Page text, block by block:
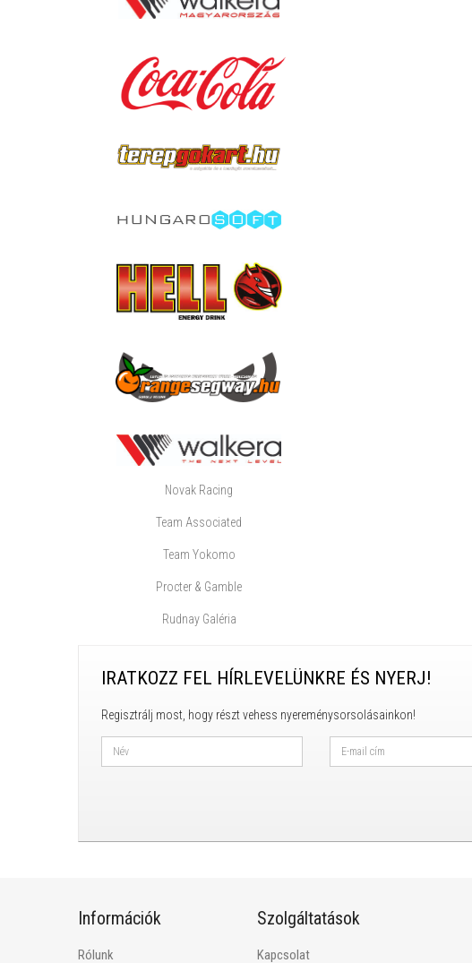
Novak Racing
Team Associated
Team Yokomo
Procter & Gamble
Rudnay Galéria
IRATKOZZ FEL HÍRLEVELÜNKRE ÉS NYERJ!
Regisztrálj most, hogy részt vehess nyereménysorsolásainkon!
Információk
Rólunk
Szolgáltatások
Kapcsolat